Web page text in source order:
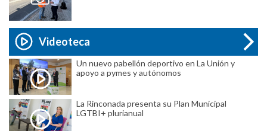
Videoteca
Un nuevo pabellón deportivo en La Unión y
apoyo a pymes y autónomos
La Rinconada presenta su Plan Municipal
LGTBI+ plurianual